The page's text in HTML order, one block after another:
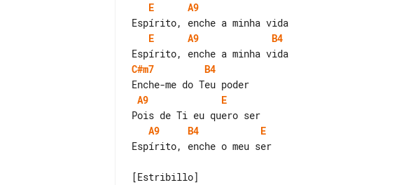
E
A9
E
A9
B4
C#m7
B4
A9
E
A9
B4
E
Espírito, enche o meu ser
[Estribillo]